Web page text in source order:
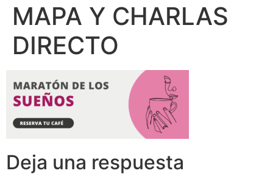
MAPA Y CHARLAS
DIRECTO
Deja una respuesta